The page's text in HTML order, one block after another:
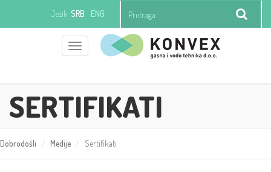
Jezik SRB ENG
+381 (0)11 21 97 392 office@konvexgv.rs
Toggle
navigation
SERTIFIKATI
Dobrodošli Medije Sertifikati